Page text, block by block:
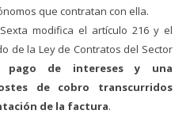
que contratan con ella.
modifica el artículo 216 y el
dela Ley de Contratos del Sector
pago de intereses y una
de cobro transcurridos
de la factura.